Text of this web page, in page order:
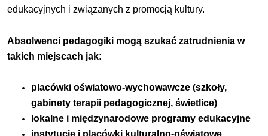
edukacyjnych i związanych z promocją kultury.
Absolwenci pedagogiki mogą szukać zatrudnienia w
takich miejscach jak:
placówki oświatowo-wychowawcze (szkoły,
gabinety terapii pedagogicznej, świetlice)
lokalne i międzynarodowe programy edukacyjne